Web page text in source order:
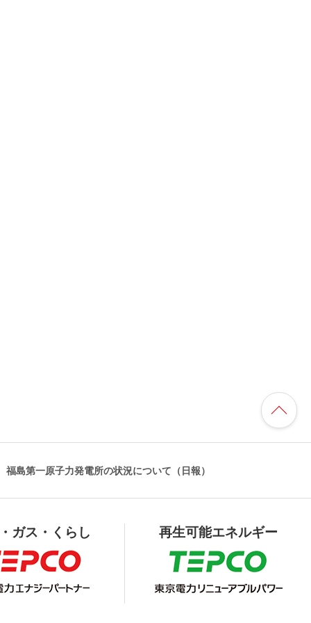
福島第一原子力発電所の状況について（日報）
ガス・くらし 再生可能エネルギー